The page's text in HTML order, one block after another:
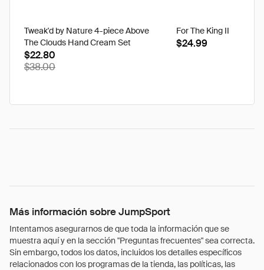
Tweak'd by Nature 4-piece Above
The Clouds Hand Cream Set
$22.80
$38.00
For The King II
$24.99
Más información sobre JumpSport
Intentamos asegurarnos de que toda la información que se
muestra aquí y en la sección "Preguntas frecuentes" sea correcta.
Sin embargo, todos los datos, incluidos los detalles específicos
relacionados con los programas de la tienda, las políticas, las